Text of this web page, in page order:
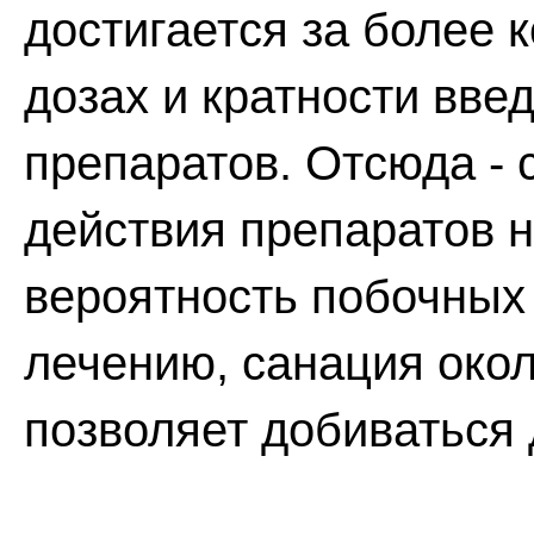
достигается за более
дозах и кратности
препаратов. Отсюда -
действия препаратов
вероятность
лечению, санация
позволяет